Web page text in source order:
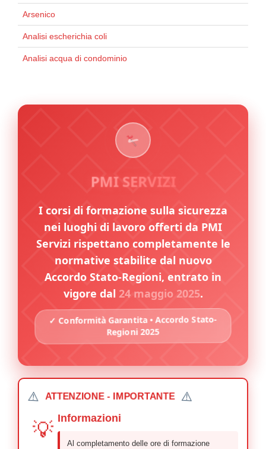
Arsenico
Analisi escherichia coli
Analisi acqua di condominio
PMI SERVIZI
I corsi di formazione sulla sicurezza
nei luoghi di lavoro offerti da PMI
Servizi rispettano completamente le
normative stabilite dal nuovo
Accordo Stato-Regioni, entrato in
vigore dal 24 maggio 2025.
✓ Conformità Garantita • Accordo Stato-
Regioni 2025
⚠️ ATTENZIONE - IMPORTANTE ⚠️
💡 Informazioni
Al completamento delle ore di formazione